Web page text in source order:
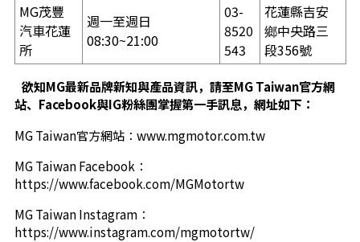
MG茂豐
汽車花蓮
所
週一至週日
08:30~21:00
03-
8520
543
花蓮縣吉安
鄉中央路三
段356號
欲知MG最新品牌新知與產品資訊，請至MG Taiwan官方網
站、 Facebook與IG粉絲團掌握第一手訊息，網址如下：
MG Taiwan官方網站： www.mgmotor.com.tw
MG Taiwan Facebook：
https://www.facebook.com/MGMotortw
MG Taiwan Instagram：
https://www.instagram.com/mgmotortw/